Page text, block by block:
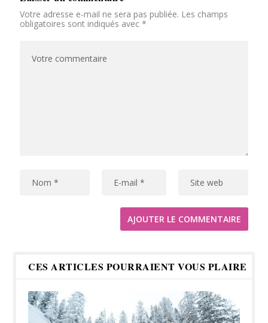
CES ARTICLES POURRAIENT VOUS PLAIRE
Votre adresse e-mail ne sera pas publiée. Les champs
obligatoires sont indiqués avec*